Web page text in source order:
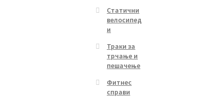
Статични
велосипед
и
Траки за
трчање и
пешачење
Фитнес
справи